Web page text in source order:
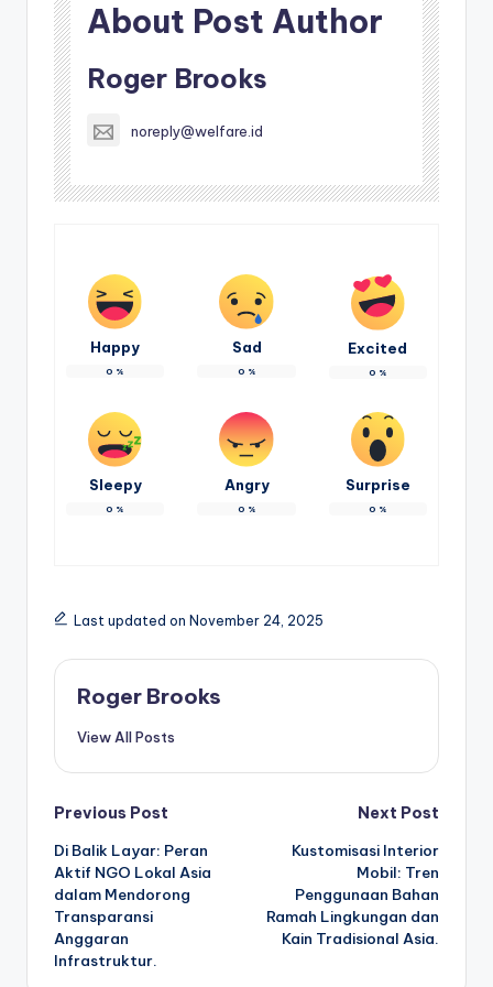
About Post Author
Roger Brooks
noreply@welfare.id
Happy
0 %
Sad
0 %
Excited
0 %
Sleepy
0 %
Angry
0 %
Surprise
0 %
Last updated on November 24, 2025
Roger Brooks
View All Posts
Post
navigation
Previous Post
Di Balik Layar: Peran
Aktif NGO Lokal Asia
dalam Mendorong
Transparansi
Anggaran
Infrastruktur.
Next Post
Kustomisasi Interior
Mobil: Tren
Penggunaan Bahan
Ramah Lingkungan dan
Kain Tradisional Asia.